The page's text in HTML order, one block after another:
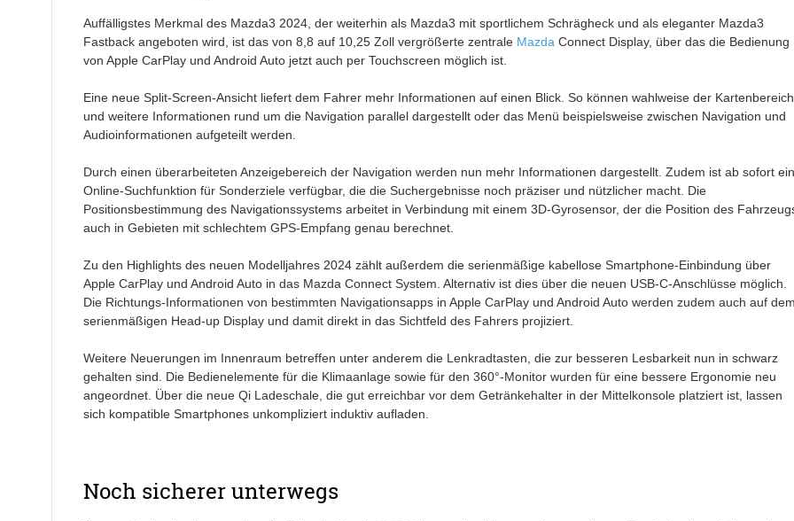
Auffälligstes Merkmal des Mazda3 2024, der weiterhin als Mazda3 mit sportlichem Schrägheck und als eleganter Mazda3
Fastback angeboten wird, ist das von 8,8 auf 10,25 Zoll vergrößerte zentrale Mazda Connect Display, über das die Bedienung
von Apple CarPlay und Android Auto jetzt auch per Touchscreen möglich ist.
Eine neue Split-Screen-Ansicht liefert dem Fahrer mehr Informationen auf einen Blick. So können wahlweise der Kartenbereich
und weitere Informationen rund um die Navigation parallel dargestellt oder das Menü beispielsweise zwischen Navigation und
Audioinformationen aufgeteilt werden.
Durch einen überarbeiteten Anzeigebereich der Navigation werden nun mehr Informationen dargestellt. Zudem ist ab sofort
Online-Suchfunktion für Sonderziele verfügbar, die die Suchergebnisse noch präziser und nützlicher macht. Die
Positionsbestimmung des Navigationssystems arbeitet in Verbindung mit einem 3D-Gyrosensor, der die Position des
auch in Gebieten mit schlechtem GPS-Empfang genau berechnet.
Zu den Highlights des neuen Modelljahres 2024 zählt außerdem die serienmäßige kabellose Smartphone-Einbindung über
Apple CarPlay und Android Auto in das Mazda Connect System. Alternativ ist dies über die neuen USB-C-Anschlüsse möglich.
Die Richtungs-Informationen von bestimmten Navigationsapps in Apple CarPlay und Android Auto werden zudem auch auf
serienmäßigen Head-up Display und damit direkt in das Sichtfeld des Fahrers projiziert.
Weitere Neuerungen im Innenraum betreffen unter anderem die Lenkradtasten, die zur besseren Lesbarkeit nun in schwarz
gehalten sind. Die Bedienelemente für die Klimaanlage sowie für den 360°-Monitor wurden für eine bessere Ergonomie neu
angeordnet. Über die neue Qi Ladeschale, die gut erreichbar vor dem Getränkehalter in der Mittelkonsole platziert ist, lassen
sich kompatible Smartphones unkompliziert induktiv aufladen.
Noch sicherer unterwegs